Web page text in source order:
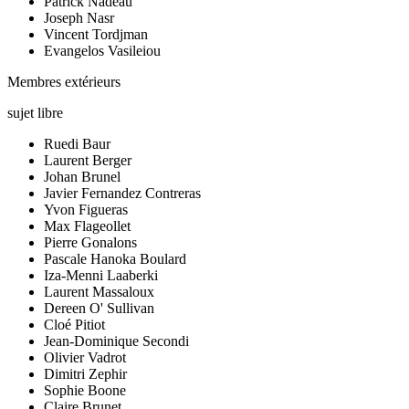
Joseph Nasr
Vincent Tordjman
Evangelos Vasileiou
Membres extérieurs
sujet libre
Ruedi Baur
Laurent Berger
Johan Brunel
Javier Fernandez Contreras
Yvon Figueras
Max Flageollet
Pierre Gonalons
Pascale Hanoka Boulard
Iza-Menni Laaberki
Laurent Massaloux
Dereen O' Sullivan
Cloé Pitiot
Jean-Dominique Secondi
Olivier Vadrot
Dimitri Zephir
Sophie Boone